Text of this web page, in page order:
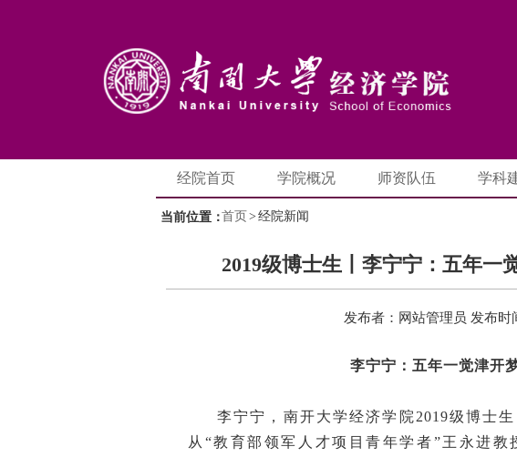
经院首页 学院概况 师资队伍 学科
当前位置：首页 > 经院新闻
2019级博士生丨李宁宁：五年一
发布者：网站管理员 发布时
李宁宁：五年一觉津开
李宁宁，南开大学经济学院2019级博士
从“教育部领军人才项目青年学者”王永进